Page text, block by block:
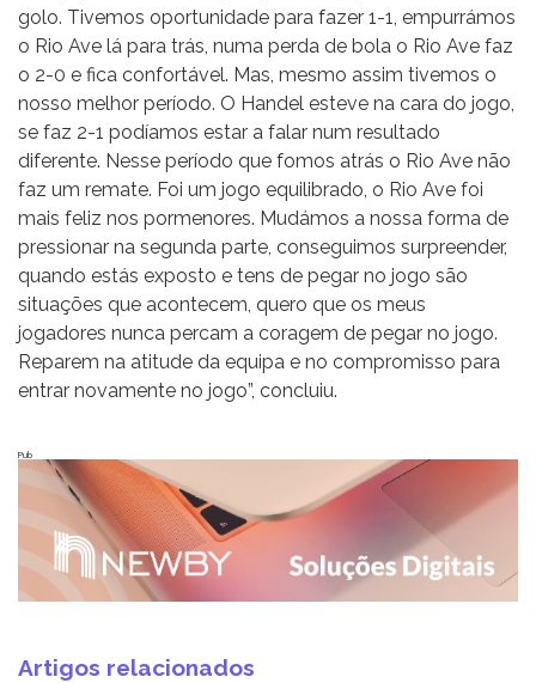
golo. Tivemos oportunidade para fazer 1-1, empurrámos
o Rio Ave lá para trás, numa perda de bola o Rio Ave faz
o 2-0 e fica confortável. Mas, mesmo assim tivemos o
nosso melhor período. O Handel esteve na cara do jogo,
se faz 2-1 podíamos estar a falar num resultado
diferente. Nesse período que fomos atrás o Rio Ave não
faz um remate. Foi um jogo equilibrado, o Rio Ave foi
mais feliz nos pormenores. Mudámos a nossa forma de
pressionar na segunda parte, conseguimos surpreender,
quando estás exposto e tens de pegar no jogo são
situações que acontecem, quero que os meus
jogadores nunca percam a coragem de pegar no jogo.
Reparem na atitude da equipa e no compromisso para
entrar novamente no jogo”, concluiu.
Pub
Artigos relacionados